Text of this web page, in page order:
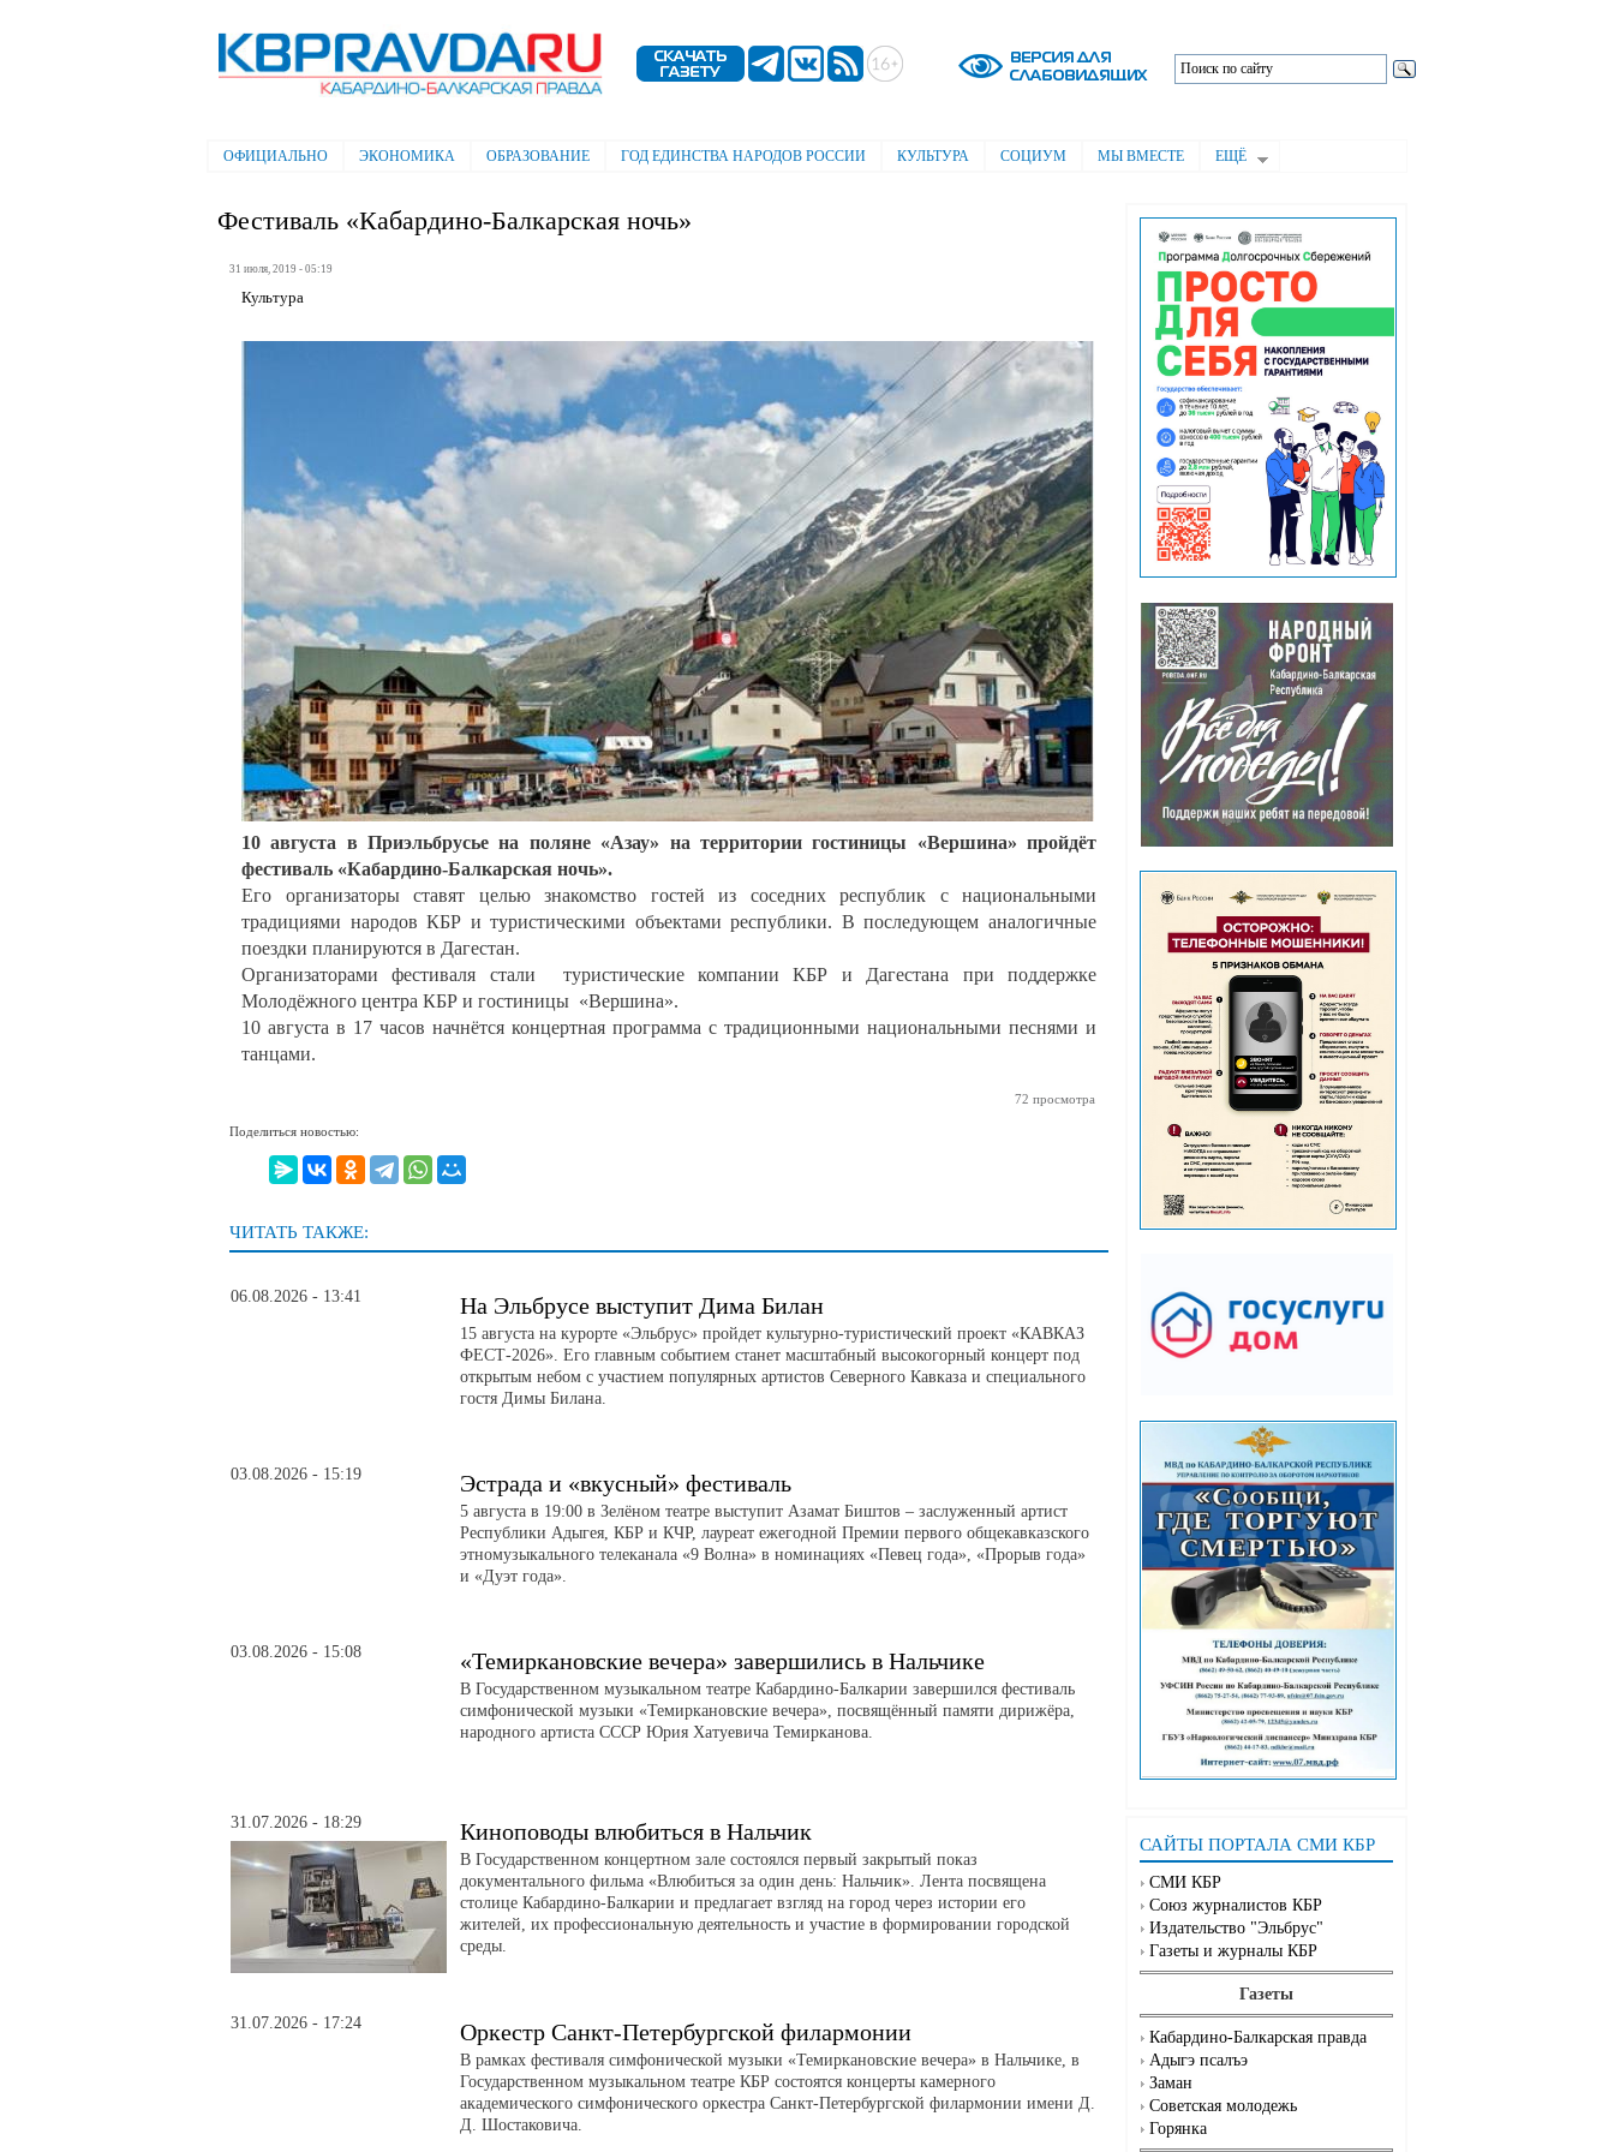
содержанию
Электронная газета "Кабардино-
Балкарская правда"
Главное меню
ОФИЦИАЛЬНО ЭКОНОМИКА ОБРАЗОВАНИЕ ГОД ЕДИНСТВА НАРОДОВ РОССИИ КУЛЬТУРА СОЦИУМ МЫ ВМЕСТЕ ЕЩЁ
САЙТЫ ПОРТАЛА СМИ КБР
СМИ КБР
Союз журналистов КБР
Издательство "Эльбрус"
Газеты и журналы КБР
Газеты
Кабардино-Балкарская правда
Адыгэ псалъэ
Заман
Советская молодежь
Горянка
Фестиваль «Кабардино-Балкарская ночь»
31 июля, 2019 - 05:19
Культура
10 августа в Приэльбрусье на поляне «Азау» на территории гостиницы «Вершина» пройдёт
фестиваль «Кабардино-Балкарская ночь».
Его организаторы ставят целью знакомство гостей из соседних республик с национальными
традициями народов КБР и туристическими объектами республики. В последующем аналогичные
поездки планируются в Дагестан.
Организаторами фестиваля стали туристические компании КБР и Дагестана при поддержке
Молодёжного центра КБР и гостиницы «Вершина».
10 августа в 17 часов начнётся концертная программа с традиционными национальными песнями и
танцами.
72 просмотра
Поделиться новостью:
ЧИТАТЬ ТАКЖЕ:
06.08.2026 - 13:41 На Эльбрусе выступит Дима Билан
15 августа на курорте «Эльбрус» пройдет культурно-туристический проект «КАВКАЗ
ФЕСТ-2026». Его главным событием станет масштабный высокогорный концерт под
открытым небом с участием популярных артистов Северного Кавказа и специального
гостя Димы Билана.
03.08.2026 - 15:19 Эстрада и «вкусный» фестиваль
5 августа в 19:00 в Зелёном театре выступит Азамат Биштов – заслуженный артист
Республики Адыгея, КБР и КЧР, лауреат ежегодной Премии первого общекавказского
этномузыкального телеканала «9 Волна» в номинациях «Певец года», «Прорыв года»
и «Дуэт года».
03.08.2026 - 15:08 «Темиркановские вечера» завершились в Нальчике
В Государственном музыкальном театре Кабардино-Балкарии завершился фестиваль
симфонической музыки «Темиркановские вечера», посвящённый памяти дирижёра,
народного артиста СССР Юрия Хатуевича Темирканова.
31.07.2026 - 18:29 Киноповоды влюбиться в Нальчик
В Государственном концертном зале состоялся первый закрытый показ
документального фильма «Влюбиться за один день: Нальчик». Лента посвящена
столице Кабардино-Балкарии и предлагает взгляд на город через истории его
жителей, их профессиональную деятельность и участие в формировании городской
среды.
31.07.2026 - 17:24 Оркестр Санкт-Петербургской филармонии
В рамках фестиваля симфонической музыки «Темиркановские вечера» в Нальчике, в
Государственном музыкальном театре КБР состоятся концерты камерного
академического симфонического оркестра Санкт-Петербургской филармонии имени Д.
Д. Шостаковича.